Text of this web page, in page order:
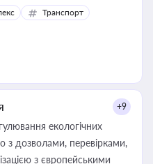
Транспорт
+9
екологічних
з дозволами, перевірками,
з європейськими